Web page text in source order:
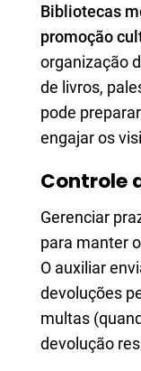
Bibliotecas
promoção
organização
de livros,
pode
engajar os
Controle
Gerenciar
para manter
O auxiliar
devoluções
multas
devolução